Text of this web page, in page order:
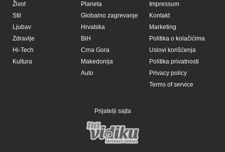
Život
Stil
Ljubav
Zdravlje
Hi-Tech
Kultura
Planeta
Globalno zagrevanje
Hrvatska
BiH
Crna Gora
Makedonija
Auto
Impressum
Kontakt
Marketing
Politika o kolačićima
Uslovi korišćenja
Politika privatnosti
Privacy policy
Terms of service
Prijatelji sajta